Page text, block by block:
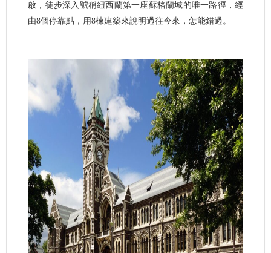
啟，徒步深入號稱紐西蘭第一座蘇格蘭城的唯一路徑，經
由8個停靠點，用8棟建築來說明過往今來，怎能錯過。